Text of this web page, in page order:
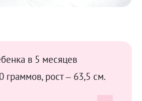
в 5 месяцев
граммов, рост – 63,5 см.